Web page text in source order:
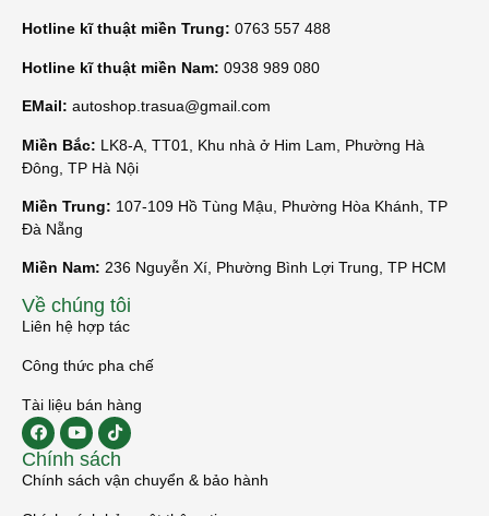
Hotline kĩ thuật miền Trung: 0763 557 488
Hotline kĩ thuật miền Nam: 0938 989 080
EMail: autoshop.trasua@gmail.com
Miền Bắc: LK8-A, TT01, Khu nhà ở Him Lam, Phường Hà
Đông, TP Hà Nội
Miền Trung: 107-109 Hồ Tùng Mậu, Phường Hòa Khánh, TP
Đà Nẵng
Miền Nam: 236 Nguyễn Xí, Phường Bình Lợi Trung, TP HCM
Về chúng tôi
Liên hệ hợp tác
Công thức pha chế
Tài liệu bán hàng
Chính sách
Chính sách vận chuyển & bảo hành